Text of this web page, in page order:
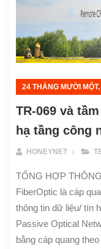
24 THÁNG MƯỜI
TR-069 và
hạ tầng công
HONEYNET
TỔNG HỢP
FiberOptic là cáp
thông tin dữ liệu/ tín
Passive Optical
bằng cáp quang